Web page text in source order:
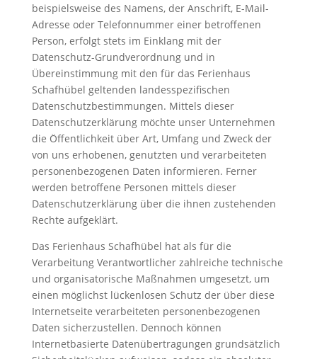
beispielsweise des Namens, der Anschrift, E-Mail-
Adresse oder Telefonnummer einer betroffenen
Person, erfolgt stets im Einklang mit der
Datenschutz-Grundverordnung und in
Übereinstimmung mit den für das Ferienhaus
Schafhübel geltenden landesspezifischen
Datenschutzbestimmungen. Mittels dieser
Datenschutzerklärung möchte unser Unternehmen
die Öffentlichkeit über Art, Umfang und Zweck der
von uns erhobenen, genutzten und verarbeiteten
personenbezogenen Daten informieren. Ferner
werden betroffene Personen mittels dieser
Datenschutzerklärung über die ihnen zustehenden
Rechte aufgeklärt.
Das Ferienhaus Schafhübel hat als für die
Verarbeitung Verantwortlicher zahlreiche technische
und organisatorische Maßnahmen umgesetzt, um
einen möglichst lückenlosen Schutz der über diese
Internetseite verarbeiteten personenbezogenen
Daten sicherzustellen. Dennoch können
Internetbasierte Datenübertragungen grundsätzlich